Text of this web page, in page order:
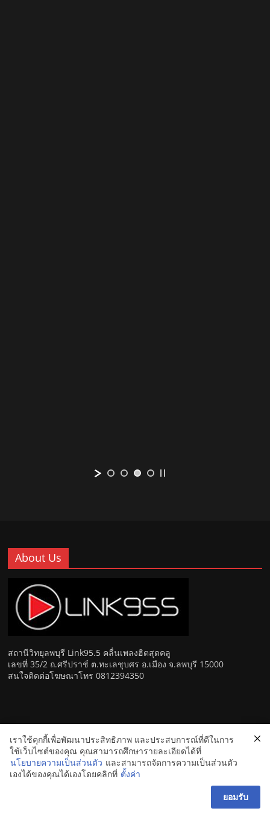
About Us
สถานีวิทยุลพบุรี Link95.5 คลื่นเพลงฮิตสุดคลู
เลขที่ 35/2 ถ.ศรีปราช์ ต.ทะเลชุบศร อ.เมือง จ.ลพบุรี 15000
สนใจติดต่อโฆษณาโทร 0812394350
Copyright © 2026Link 95.5 คลื่นเพลงฮิตสุดคูล สถานีวิทยุ FM
ลพบุรี . All rights reserved.
เราใช้คุกกี้เพื่อพัฒนาประสิทธิภาพ และประสบการณ์ที่ดีในการ
ใช้เว็บไซต์ของคุณ คุณสามารถศึกษารายละเอียดได้ที่
นโยบายความเป็นส่วนตัว และสามารถจัดการความเป็นส่วนตัว
เองได้ของคุณได้เองโดยคลิกที่ ตั้งค่า
ยอมรับ